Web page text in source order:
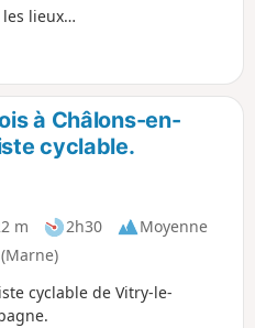
lieux
qui
la ville.
à Châlons-en-
cyclable.
m 2h30
Moyenne
cyclable de Vitry-le-